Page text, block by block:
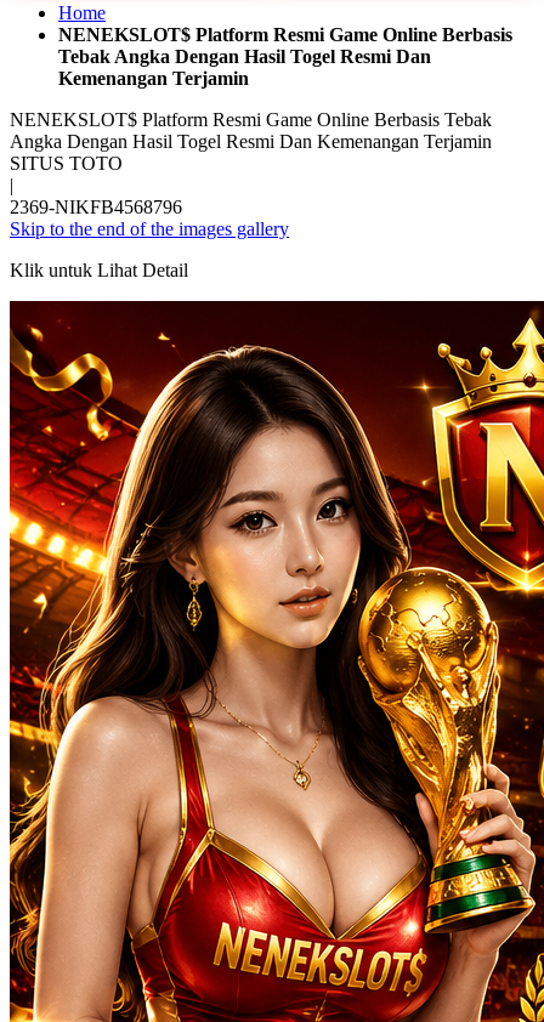
Home
NENEKSLOT$ Platform Resmi Game Online Berbasis
Tebak Angka Dengan Hasil Togel Resmi Dan
Kemenangan Terjamin
NENEKSLOT$ Platform Resmi Game Online Berbasis Tebak
Angka Dengan Hasil Togel Resmi Dan Kemenangan Terjamin
SITUS TOTO
|
2369-NIKFB4568796
Skip to the end of the images gallery
Klik untuk Lihat Detail